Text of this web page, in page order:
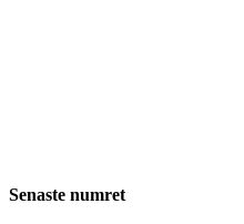
Senaste numret